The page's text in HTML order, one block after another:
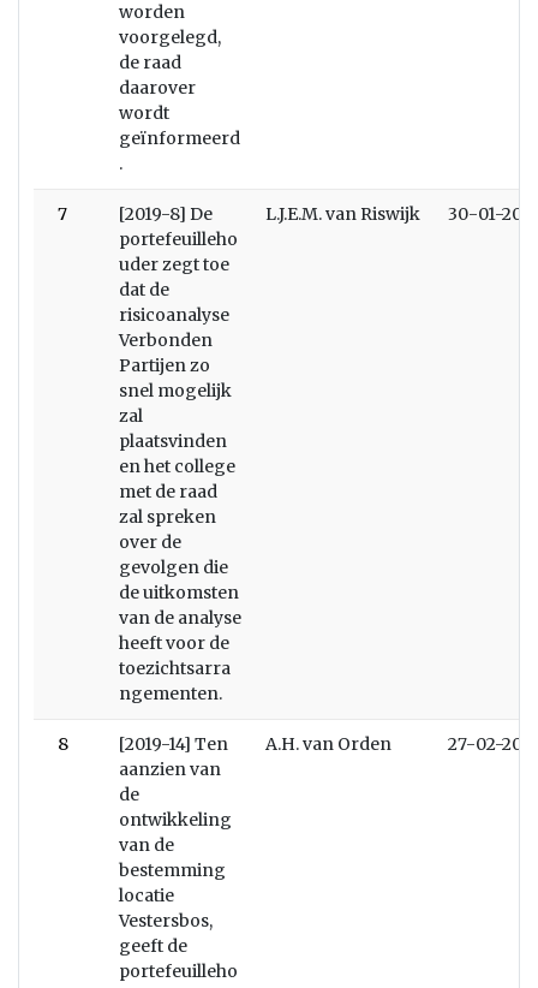
worden
voorgelegd,
de raad
daarover
wordt
geïnformeerd
.
7
[2019-8] De
portefeuilleho
uder zegt toe
dat de
risicoanalyse
Verbonden
Partijen zo
snel mogelijk
zal
plaatsvinden
en het college
met de raad
zal spreken
over de
gevolgen die
de uitkomsten
van de analyse
heeft voor de
toezichtsarra
ngementen.
L.J.E.M. van Riswijk 30-01-2019
8
[2019-14] Ten
aanzien van
de
ontwikkeling
van de
bestemming
locatie
Vestersbos,
geeft de
portefeuilleho
A.H. van Orden 27-02-2019